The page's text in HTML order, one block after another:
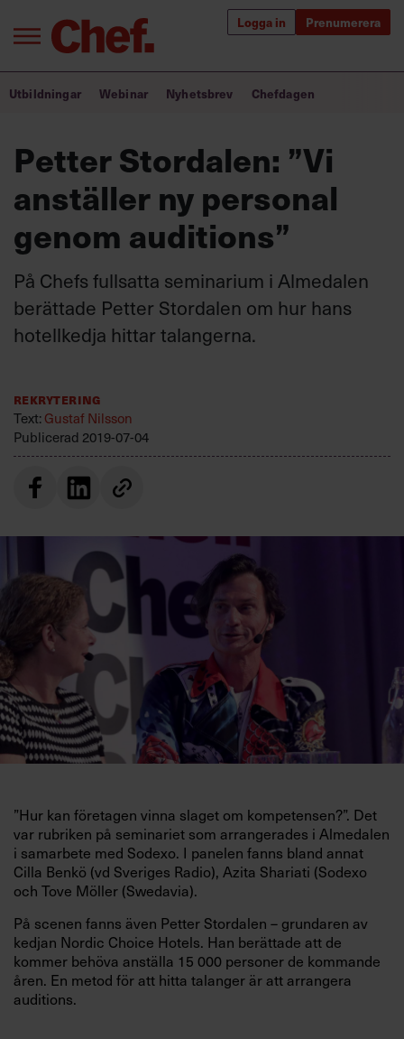
Logga in Prenumerera
Logga in
Prenumerera
Annonsera
Kundservice
Villkor och policy för
personuppgiftsbehandling
Bra ledare förändrar världen
Utbildning för ledare
Chefakademin+
Utbildningar Webinar Nyhetsbrev Chefdagen
Petter Stordalen: ”Vi
anställer ny personal
genom auditions”
På Chefs fullsatta seminarium i Almedalen
berättade Petter Stordalen om hur hans
hotellkedja hittar talangerna.
Rekrytering
Text: Gustaf Nilsson
Publicerad 2019-07-04
”Hur kan företagen vinna slaget om kompetensen?”. Det
var rubriken på seminariet som arrangerades i Almedalen
i samarbete med Sodexo. I panelen fanns bland annat
Cilla Benkö (vd Sveriges Radio), Azita Shariati (Sodexo
och Tove Möller (Swedavia).
På scenen fanns även Petter Stordalen – grundaren av
kedjan Nordic Choice Hotels. Han berättade att de
kommer behöva anställa 15 000 personer de kommande
åren. En metod för att hitta talanger är att arrangera
auditions.